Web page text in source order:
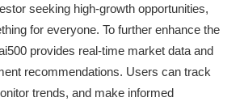
seeking high-growth opportunities,
for everyone. To further enhance the
provides real-time market data and
recommendations. Users can track
trends, and make informed